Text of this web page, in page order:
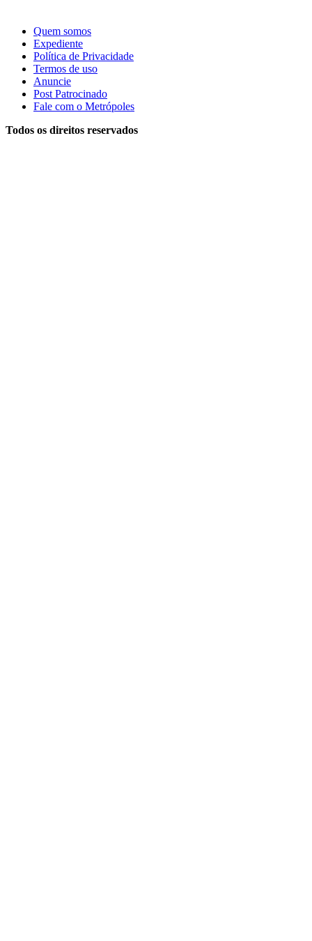
Quem somos
Expediente
Política de Privacidade
Termos de uso
Anuncie
Post Patrocinado
Fale com o Metrópoles
Todos os direitos reservados